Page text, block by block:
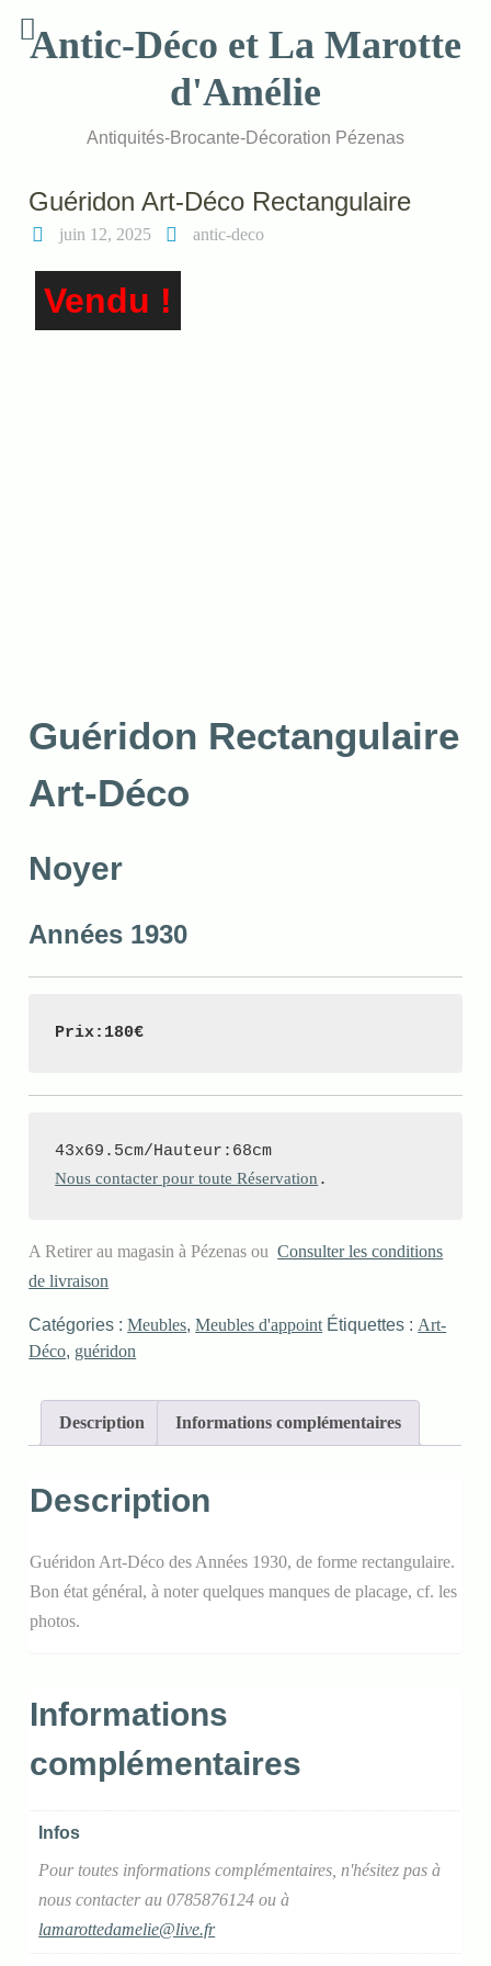
contentAntic-Déco et La Marotte
d'Amélie
Antiquités-Brocante-Décoration Pézenas
Guéridon Art-Déco Rectangulaire
juin 12, 2025 antic-deco
Vendu !
Guéridon Rectangulaire
Art-Déco
Noyer
Années 1930
Prix:180€
Nous contacter pour toute Réservation .
A Retirer au magasin à Pézenas ouConsulter les conditions
de livraison
Catégories :Meubles,Meubles d'appoint Étiquettes : Art-
Déco, guéridon
Description Informations complémentaires
Description
Guéridon Art-Déco des Années 1930, de forme rectangulaire.
Bon état général, à noter quelques manques de placage, cf. les
photos.
Informations
complémentaires
Infos
Pour toutes informations complémentaires, n'hésitez pas à
nous contacter au 0785876124 ou à
lamarottedamelie@live.fr